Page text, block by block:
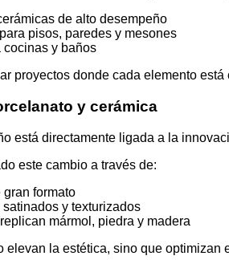
de alto desempeño
pisos, paredes y mesones
y baños
proyectos donde cada elemento está
y cerámica
está directamente ligada a la
este cambio a través de:
gran formato
y texturizados
mármol, piedra y madera
elevan la estética, sino que optimizan